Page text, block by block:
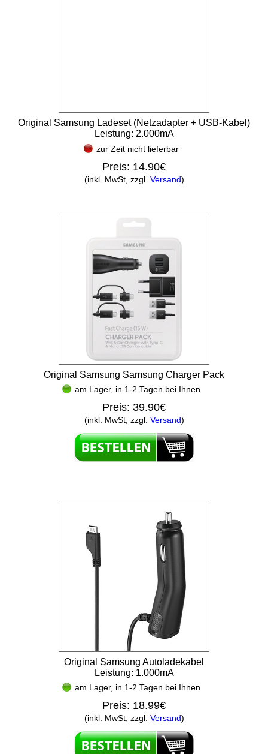
Original Samsung Ladeset (Netzadapter + USB-Kabel)
Leistung: 2.000mA
zur Zeit nicht lieferbar
Preis: 14.90€
(inkl. MwSt, zzgl. Versand)
Original Samsung Samsung Charger Pack
am Lager, in 1-2 Tagen bei Ihnen
Preis: 39.90€
(inkl. MwSt, zzgl. Versand)
Original Samsung Autoladekabel
Leistung: 1.000mA
am Lager, in 1-2 Tagen bei Ihnen
Preis: 18.99€
(inkl. MwSt, zzgl. Versand)